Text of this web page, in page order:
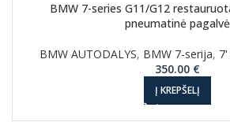
BMW 7-series G11/G12
pneumatinė pagalvė
BMW AUTODALYS, BMW 7-serija,
350.00 €
Į KREPŠELĮ